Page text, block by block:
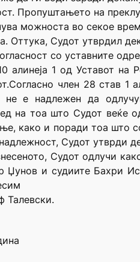
Пропуштањето на
можноста во секое
Оттука, Судот утврдил
со уставните
алинеја 1 од Уставот на
член 28 став
не е надлежен да
на тоа што Судот веќе
како и поради тоа што
Судот утврди
Судот одлучи
Џунов и судиите Бахри
Талевски.